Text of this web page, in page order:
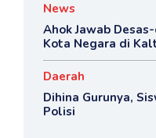
News
Ahok Jawab
Kota Negara di
Daerah
Dihina Gurunya,
Polisi